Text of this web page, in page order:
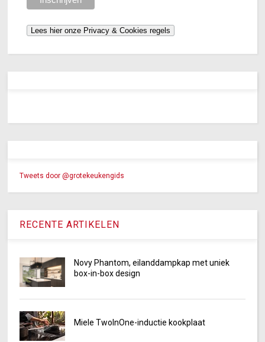
Tweets door @grotekeukengids
RECENTE ARTIKELEN
Novy Phantom, eilanddampkap met uniek
box-in-box design
Miele TwoInOne-inductie kookplaat